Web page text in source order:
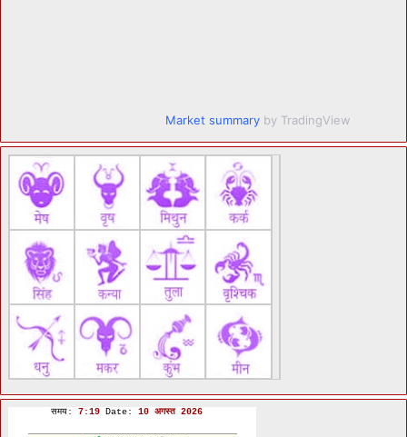
Market summary by TradingView